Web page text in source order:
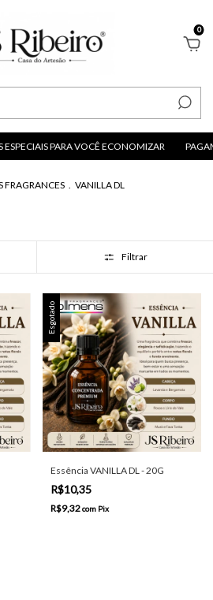
0
PARA VOCÊ ECONOMIZAR
FRAGRANCES . VANILLA DL
Filtrar
Esgotado
Essência VANILLA DL - 20G
R$10,35
R$9,32com Pix